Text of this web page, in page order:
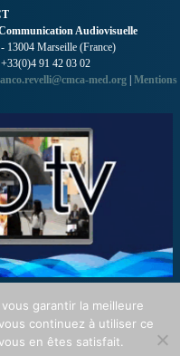
Audiovisuelle
13004 Marseille (France)
+33(0)4 91 42 03 02
med.org | Mentions
garantir la meilleure
continuez à utiliser ce
en êtes satisfait.